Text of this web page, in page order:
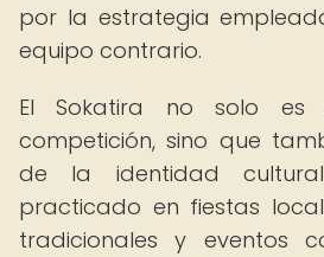
por la estrategia
equipo contrario.
El Sokatira no solo
competición, sino que
de la identidad
practicado en fiestas
tradicionales y eventos